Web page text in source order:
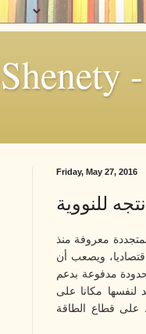
Friday, May 27, 2016
للنووية
معروفة منذ
ويصعب أن
مدفوعة بدعم
لنفسها مكانا على
فى ٢٠٠٨ لتزيد من الضغوط على قطاع الطاقة